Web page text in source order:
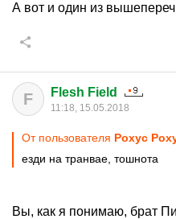
А вот и один из
F Flesh Field
11:18, 15.05.2018
От пользователя Рохус
езди на транвае, тошнота
Вы, как я понимаю, брат